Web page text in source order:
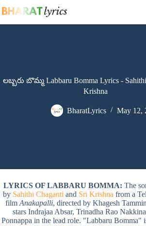
to
లబ్బరు బొమ్మ Labbaru Bomma Lyrics -
Krishna
BharatLyrics May 12,
LYRICS OF LABBARU BOMMA: The
by Sahithi Chaganti and Sri Krishna from a
film Anakapalli, directed by Khagesh
stars Indrajaa Absar, Trinadha Rao
Ponnappa in the lead role. "Labbaru Bomma"